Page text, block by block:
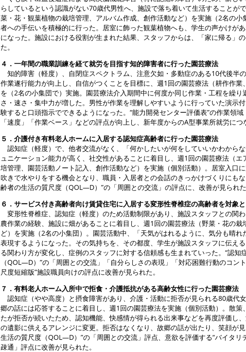
らしているという認識がない70歳代男性へ、施設で落ち着いて生活することが
菜・花・観葉植物の栽培管理、アルバム作成、創作活動など）を実施（2名の
者への手伝いを積極的に行った。居室に飾った観葉植物へも、学生の声かけが
になった。施設における役割が生まれた結果、スタッフからは、「家に帰る」
た。
４．一年間の職業訓練を経て就労を目指す知的障害者に行った園芸療法
知的障害（軽度）、自閉症スペクトラム、注意欠如・多動症のある10代後半
作業遂行能力が向上し、自信がつくことを目標に、週1回の園芸療法（耕作作業
を（2名の小集団で）実施。園芸療法介入期間中に何度か同じ作業・工程を繰
さ・速さ・集中力が増した。男性が作業を理解しやすいように行っていた演示
験すると口頭指示でできるようになった。“能力開発センター評価表”の作業領域
「速度」「作業ベース」などの評点が向上し、新年度からのA型事業所就労につ
５．介護付き有料老人ホームに入居する認知症高齢者に行った園芸療法
認知症（軽度）で、他者交流がなく、「何かしたいが何をしていいかわから
ュニケーション能力が高く、社交性があることに着目し、週1回の園芸療法（
培管理、園芸活動ノート記入、創作活動など）を実施（個別活動）。居室入口
吹きで水やりをする機会となり、職員・入居者との会話のきっかけづくりにも
齢者の生活の質尺度（QOL―D）”の「周囲との交流」の評点に、改善が見られた
６．サービス付き高齢者向け賃貸住宅に入居する変形性脊椎症の高齢者を対象
変形性脊椎症、認知症（軽度）のため活動制限があり、施設スタッフとの関わ
農作業の経験、施設に畑があることに着目し、週1回の園芸療法（野菜・花の
ど）を実施（2名の小集団）。園芸活動中、「天気がはれるように、気分も晴
表現するようになった。その気持ちを、その都度、学生が施設スタッフに伝え
る関わり方が変化し、症例のスタッフに対する信頼感も生まれていった。“認知
（QOL―D）”の「周囲との交流」「自分らしさの表現」「対応困難行動のコン
尺度短縮版”施設職員向けの評点に改善が見られた。
７．有料老人ホーム入所中で拒食・介護抵抗がある高齢女性に行った園芸療法
認知症（やや高度）と摂食障害があり、介護・活動に拒否が見られる80歳代
郷の話には応答することに着目し、週1回の園芸療法を実施（個別活動）。散策
たが拒否が続いたため、認知機能、快感情が得られる出来事などを再度評価し
の遺影に供えるアレンジに変更。拒否はなくなり、故郷の話が出たり、笑顔が
生活の質尺度（QOL―D）”の「周囲との交流」評点、意欲を評価する“バイタリ
疎通」評点に改善が見られた。